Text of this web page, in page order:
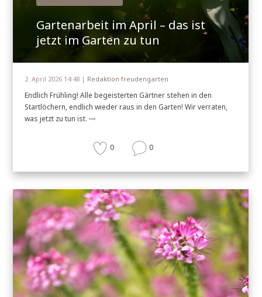
Gartenarbeit im April – das ist
jetzt im Garten zu tun
2. April 2026 14:48 | Redaktion freudengarten
Endlich Frühling! Alle begeisterten Gärtner stehen in den
Startlöchern, endlich wieder raus in den Garten! Wir verraten,
was jetzt zu tun ist.
0 0